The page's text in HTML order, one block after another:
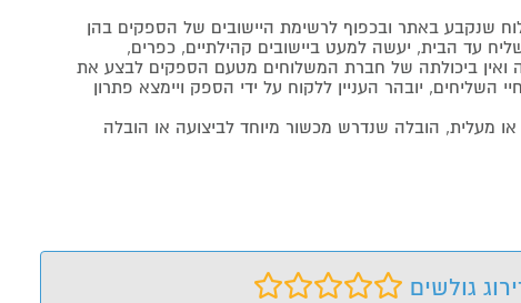
באתר ובכפוף לרשימת היישובים של הספקים בהן
עד הבית, יעשה למעט ביישובים קהילתיים, כפרים,
ואין ביכולתה של חברת המשלוחים מטעם הספקים לבצע את
השליחים, יובהר העניין ללקוח על ידי הספק ויימצא פתרון
מעלית, הובלה שנדרש מכשור מיוחד לביצועה או הובלה
גולשים